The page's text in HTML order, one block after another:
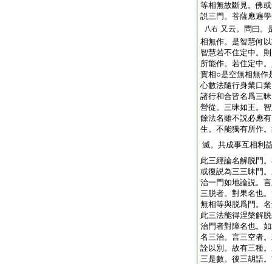
等相無故斷見。佛
説三門。菩薩應遍
八右 又云。問曰。
相無作。是智慧何
智慧若不住定中。
所能作。若住定中
實相○是空無相無作
心數法隨行身業口
諸行和合皆名爲三
營從。三昧如王。
餘法名雖不説必應
生。不能獨有所作
滅。共成事互相利
此三經論名解脱門
或復説為三三昧門
治一門如地論説。
三脱者。對果名也
無相等與脱爲門。
此三法能得涅槃解
治門者對障名也。
名三治。言三空者
詮以別。故有三種
三是數。後三胡語